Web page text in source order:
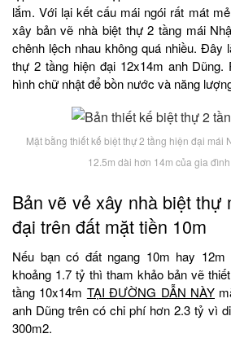
lắm. Với lại kết cấu mái ngói rất mát
xây bản vẽ nhà biệt thự 2 tầng mái
chênh lệch nhau không quá nhiều. Đây
thự 2 tầng hiện đại 12x14m anh
hình chữ nhật để bồn nước và năng
Mặt bằng thiết kế biệt thự 2 tầng hiện đại mái
12.5m dài hơn 14m của gia
Bản vẽ vẻ xây nhà biệt thự
đại trên đất mặt tiền 10m
Nếu bạn có đất ngang 10m hay 12m
khoảng 1.7 tỷ thì tham khảo bản vẽ
tầng 10x14m TẠI ĐƯỜNG DẪN NÀY
anh Dũng trên có chi phí hơn 2.3 tỷ vì
300m2.